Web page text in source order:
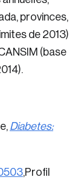
provinces,
de 2013)
(base
Diabetes:
,Profil